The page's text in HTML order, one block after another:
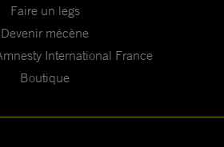
Faire un legs
Devenir mécène
International France
Boutique